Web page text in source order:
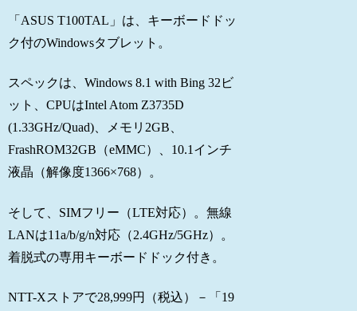
「ASUS T100TAL」は、キーボードドッ
ク付のWindowsタブレット。
スペックは、Windows 8.1 with Bing 32ビ
ット、CPUはIntel Atom Z3735D
(1.33GHz/Quad)、メモリ2GB、
FrashROM32GB（eMMC）、10.1インチ
液晶（解像度1366×768）。
そして、SIMフリー（LTE対応）。無線
LANは11a/b/g/n対応（2.4GHz/5GHz）。
着脱式の専用キーボードドック付き。
NTT-Xストアで28,999円（税込）－「19